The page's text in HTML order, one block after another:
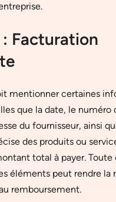
Facturation
mentionner certaines
que la date, le numéro
du fournisseur, ainsi
des produits ou
total à payer. Toute
éléments peut rendre la
remboursement.